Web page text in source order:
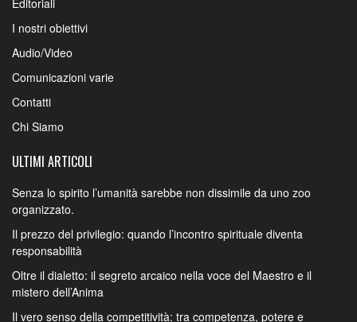
Editoriali
I nostri obiettivi
Audio/Video
Comunicazioni varie
Contatti
Chi Siamo
ULTIMI ARTICOLI
Senza lo spirito l’umanità sarebbe non dissimile da uno zoo
organizzato.
Il prezzo del privilegio: quando l’incontro spirituale diventa
responsabilità
Oltre il dialetto: il segreto arcaico nella voce del Maestro e il
mistero dell’Anima
Il vero senso della competitività: tra competenza, potere e